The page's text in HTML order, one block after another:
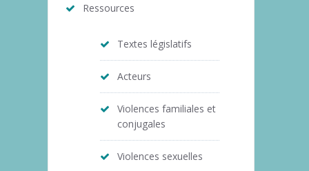
Ressources
Textes législatifs
Acteurs
Violences familiales et
conjugales
Violences sexuelles